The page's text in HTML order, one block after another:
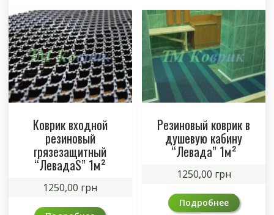
Коврик входной
резиновый
грязезащитный
“ЛевадаS” 1м²
1250,00 грн
Резиновый коврик в
душевую кабину
“Левада” 1м²
1250,00 грн
Подробнее